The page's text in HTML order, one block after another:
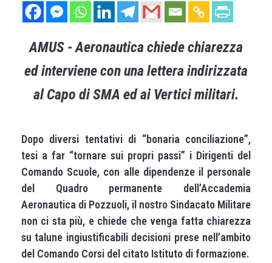
AMUS - Aeronautica chiede chiarezza
ed interviene con una lettera indirizzata
al Capo di SMA ed ai Vertici militari.
Dopo diversi tentativi di “bonaria conciliazione”,
tesi a far “tornare sui propri passi” i Dirigenti del
Comando Scuole, con alle dipendenze il personale
del Quadro permanente dell’Accademia
Aeronautica di Pozzuoli, il nostro Sindacato Militare
non ci sta più, e chiede che venga fatta chiarezza
su talune ingiustificabili decisioni prese nell’ambito
del Comando Corsi del citato Istituto di formazione.